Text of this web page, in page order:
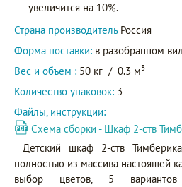
увеличится на 10%.
Страна производитель Россия
Форма поставки: в разобранном
Вес и объем : 50 кг / 0.3 м3
Количество упаковок: 3
Файлы, инструкции:
Схема сборки - Шкаф 2-ств
Детский шкаф 2-ств
полностью из массива настоящей
выбор цветов, 5 вариантов